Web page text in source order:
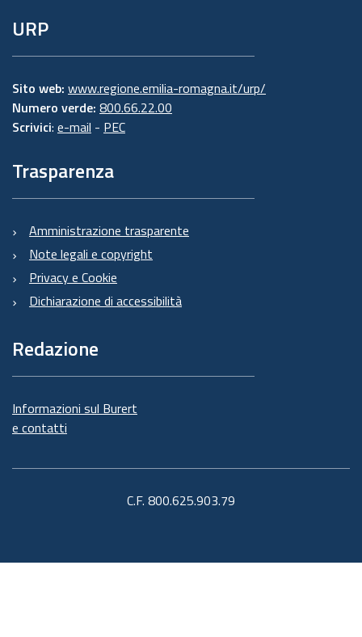
URP
Sito web: www.regione.emilia-romagna.it/urp/
Numero verde: 800.66.22.00
Scrivici: e-mail - PEC
Trasparenza
Amministrazione trasparente
Note legali e copyright
Privacy e Cookie
Dichiarazione di accessibilità
Redazione
Informazioni sul Burert
e contatti
C.F. 800.625.903.79